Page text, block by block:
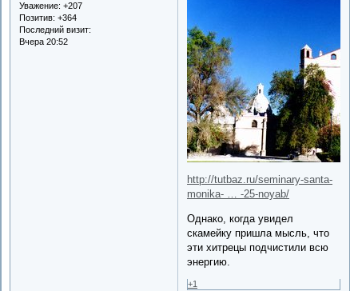
Уважение: +207
Позитив: +364
Последний визит:
Вчера 20:52
http://tutbaz.ru/seminary-santa-
monika- … -25-noyab/
Однако, когда увидел
скамейку пришла мысль, что
эти хитрецы подчистили всю
энергию.
+1